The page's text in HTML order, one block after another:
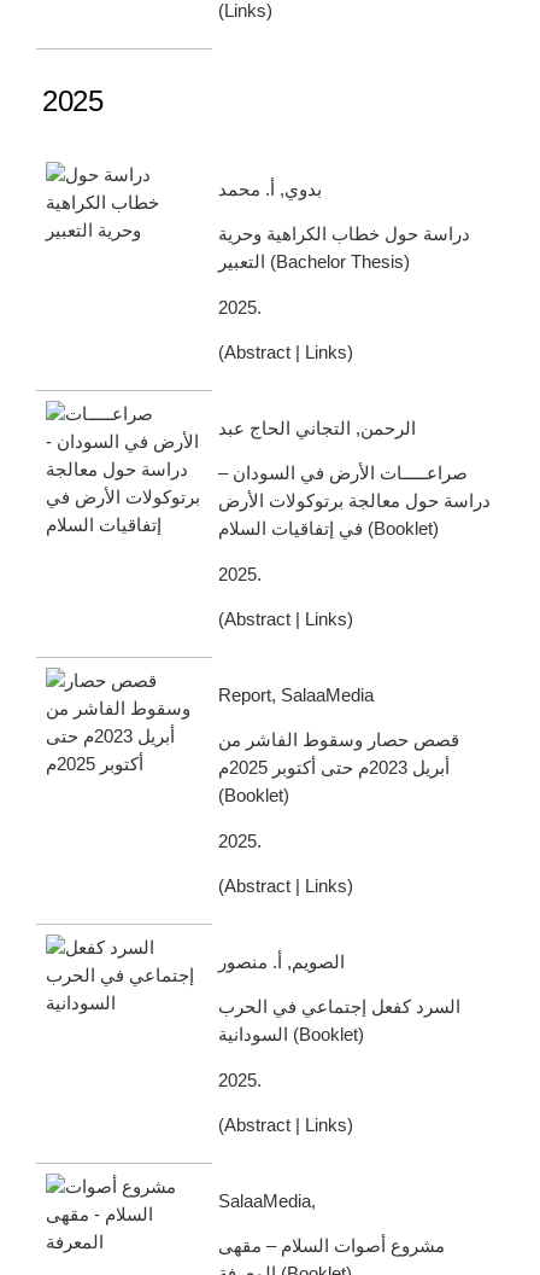
(Links)
2025
بدوي, أ. محمد
دراسة حول خطاب الكراهية وحرية
التعبير
(Bachelor Thesis)
2025.
(Abstract Links)
الرحمن, التجاني الحاج عبد
صراعـــــات الأرض في السودان –
دراسة حول معالجة برتوكولات الأرض
في إتفاقيات السلام (Booklet)
2025.
(Abstract Links)
Report, SalaaMedia
قصص حصار وسقوط الفاشر من
أبريل 2023م حتى أكتوبر 2025م
(Booklet)
2025.
(Abstract Links)
الصويم, أ. منصور
السرد كفعل إجتماعي في الحرب
السودانية
(Booklet)
2025.
(Abstract Links)
SalaaMedia,
مشروع أصوات السلام – مقهى